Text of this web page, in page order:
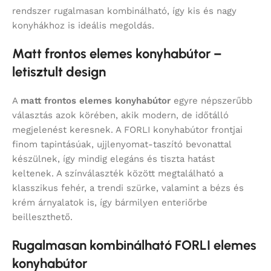
rendszer rugalmasan kombinálható, így kis és nagy
konyhákhoz is ideális megoldás.
Matt frontos elemes konyhabútor –
letisztult design
A matt frontos elemes konyhabútor egyre népszerűbb
választás azok körében, akik modern, de időtálló
megjelenést keresnek. A FORLI konyhabútor frontjai
finom tapintásúak, ujjlenyomat-taszító bevonattal
készülnek, így mindig elegáns és tiszta hatást
keltenek. A színválaszték között megtalálható a
klasszikus fehér, a trendi szürke, valamint a bézs és
krém árnyalatok is, így bármilyen enteriőrbe
beilleszthető.
Rugalmasan kombinálható FORLI elemes
konyhabútor